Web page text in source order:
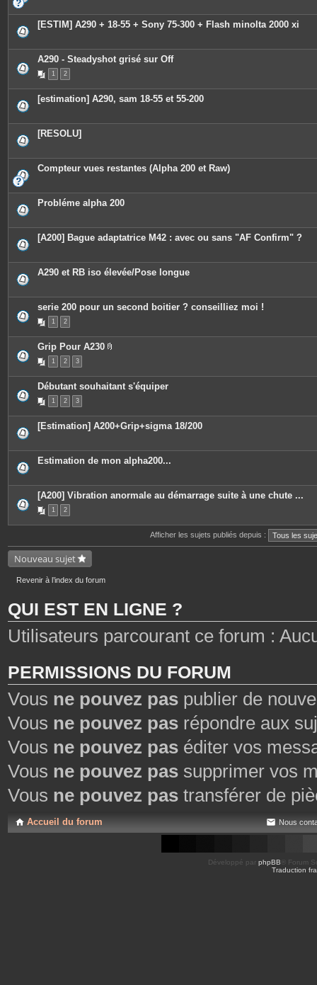
[ESTIM] A290 + 18-55 + Sony 75-300 + Flash minolta 2000 xi
A290 - Steadyshot grisé sur Off
1 2
[estimation] A290, sam 18-55 et 55-200
[RESOLU]
Compteur vues restantes (Alpha 200 et Raw)
Probléme alpha 200
[A200] Bague adaptatrice M42 : avec ou sans "AF Confirm" ?
A290 et RB iso élevée/Pose longue
serie 200 pour un second boitier ? conseilliez moi !
1 2
Grip Pour A230
c
e
i
n
1 2 3
Débutant souhaitant s'équiper
1 2 3
[Estimation] A200+Grip+sigma 18/200
Estimation de mon alpha200...
[A200] Vibration anormale au démarrage suite à une chute ...
1 2
Afficher les sujets publiés depuis :
Nouveau sujet
Revenir à l’index du forum
QUI EST EN LIGNE ?
Utilisateurs parcourant ce forum :
PERMISSIONS DU FORUM
Vous ne pouvez pas publier de
Vous ne pouvez pas répondre aux
Vous ne pouvez pas éditer vos
Vous ne pouvez pas supprimer vos
Vous ne pouvez pas transférer de
Accueil du forum Nous
Développé par phpBB ® Forum
Traduction